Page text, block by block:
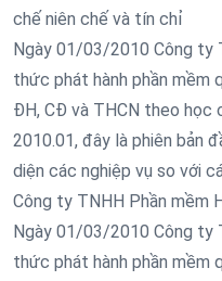
chế niên chế và tín chỉ
Ngày 01/03/2010 Công ty
thức phát hành phần mềm
ĐH, CĐ và THCN theo học
2010.01, đây là phiên bản
diện các nghiệp vụ so với
Công ty TNHH Phần mềm
Ngày 01/03/2010 Công ty
thức phát hành phần mềm